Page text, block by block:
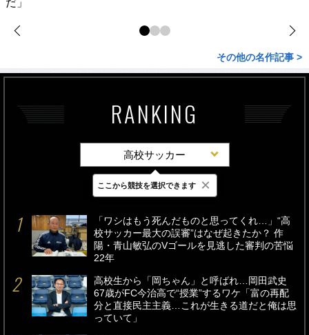
だ」
その他の名作記事 >
RANKING
高校サッカー
最新 24時間 週間
「ワシはもう死んだものと思ってくれ…」“高
校サッカー最大の誤審”はなぜ起きたか？ 作
陽・青山敏弘のVゴールを見逃した審判の苦悩
22年
高校生から「岡ちゃん」と呼ばれ…岡田武史
67歳がFC今治高で“授業”するワケ「富の再配
分と直接民主主義…これが生きる道だと俺は思
っていて」
ここから競技を選択できます ×